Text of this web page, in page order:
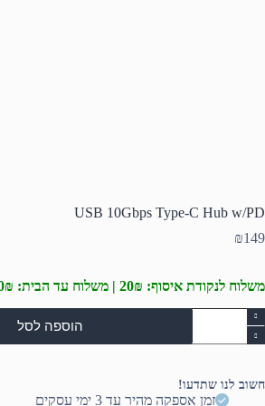
USB 10Gbps Type-C Hub w/PD
₪149
משלוח לנקודת איסוף: 20₪ | משלוח עד הבית: 50₪
כמות
של
USB
C
הוספה לסל
חשוב לנו שתדעו!
זמן אספקה מהיר עד 3 ימי עסקים